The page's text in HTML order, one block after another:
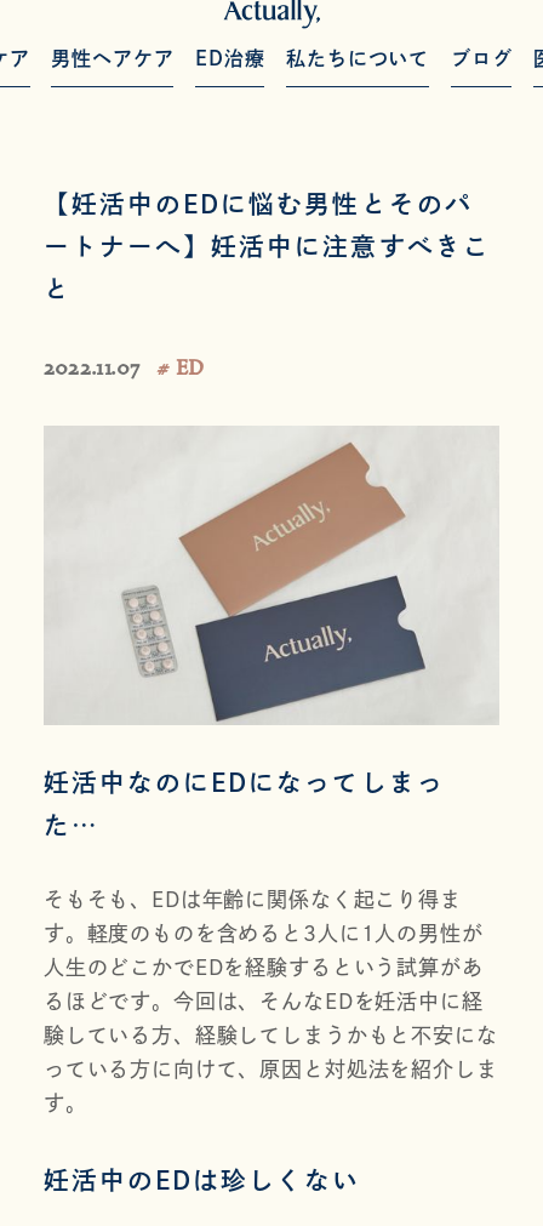
ア 男性ヘアケア ED治療 私たちについて ブログ
【妊活中のEDに悩む男性とそのパ
ートナーへ】妊活中に注意すべきこ
と
2022.11.07 # ED
妊活中なのにEDになってしまっ
た…
そもそも、EDは年齢に関係なく起こり得ま
す。軽度のものを含めると3人に1人の男性が
人生のどこかでEDを経験するという試算があ
るほどです。今回は、そんなEDを妊活中に経
験している方、経験してしまうかもと不安にな
っている方に向けて、原因と対処法を紹介しま
す。
妊活中のEDは珍しくない